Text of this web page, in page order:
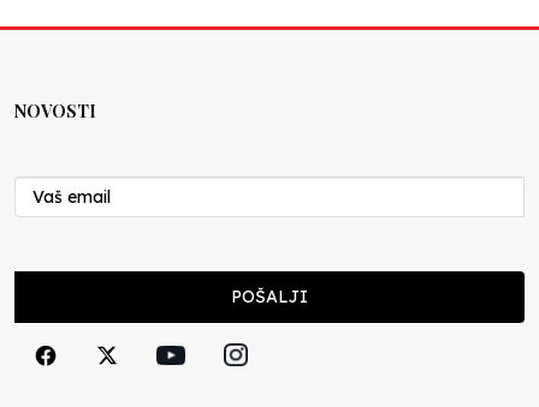
Nenad Veličković
29.10.2024
Cuke i djeca
NOVOSTI
POŠALJI